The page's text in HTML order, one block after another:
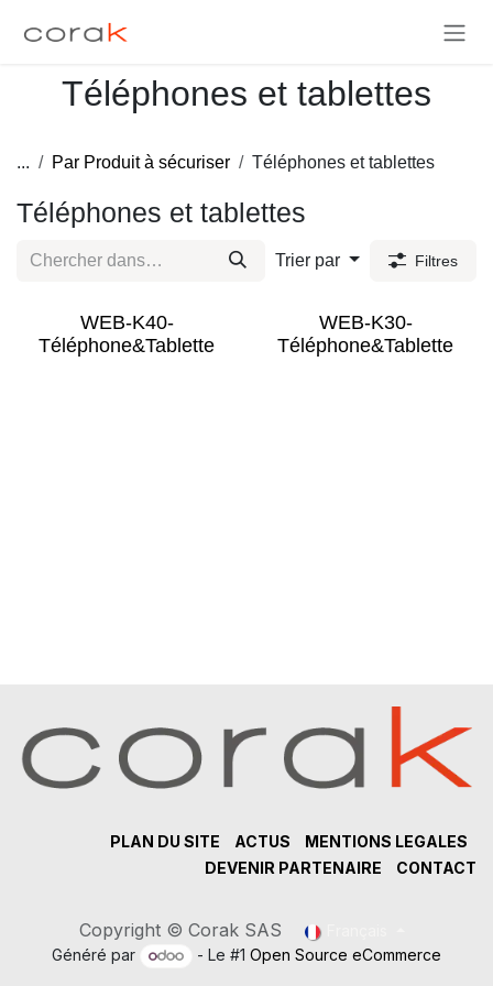
Téléphones et tablettes
... Par Produit à sécuriser Téléphones et tablettes
Téléphones et tablettes
Trier par Filtres
WEB-K40-
Téléphone&Tablette
WEB-K30-
Téléphone&Tablette
PLAN DU SITE ACTUS
MENTIONS LEGALES
DEVENIR PARTENAIRE
CONTACT
Copyright © Corak SAS
Généré par
- Le #1Open Source eCommerce